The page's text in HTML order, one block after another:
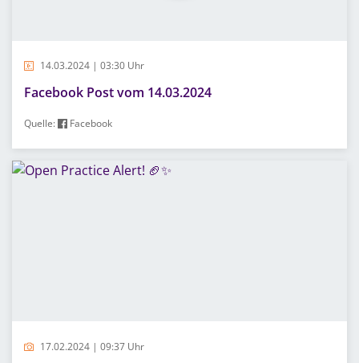
14.03.2024 | 03:30 Uhr
Facebook Post vom 14.03.2024
Quelle: Facebook
17.02.2024 | 09:37 Uhr